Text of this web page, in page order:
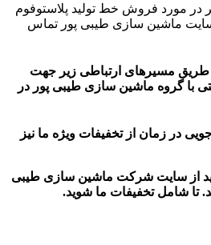
در مورد فروش خط تولید پلاستوفوم
ماشین سازی طیبی پور تماس
طریق مسیرهای ارتباطی زیر جهت
با گروه ماشین سازی طیبی پور در
در زمان از تخفیفات ویژه ما نیز
از سایت شرکت ماشین سازی طیبی
تا شامل تخفیفات ما شوید.